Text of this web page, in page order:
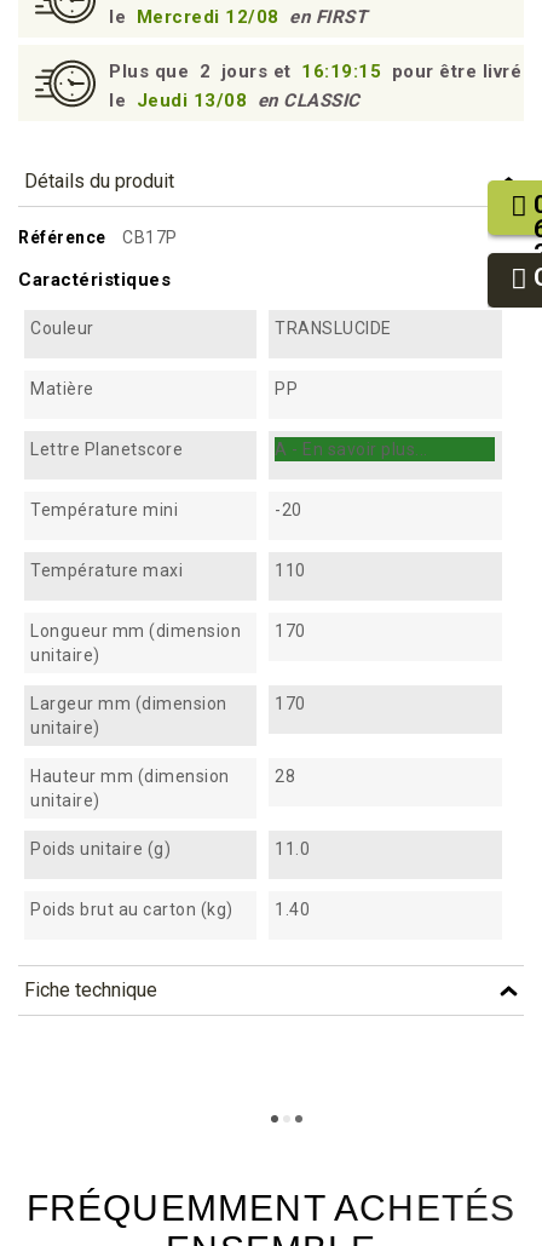
le
Mercredi 12/08 en FIRST
Plus que 2 jours et 16:19:15
pour être livré
le
Jeudi 13/08 en CLASSIC
Détails du produit
Référence CB17P
Caractéristiques
Couleur TRANSLUCIDE
Matière PP
Lettre Planetscore A - En savoir plus...
Température mini -20
Température maxi 110
Longueur mm (dimension
unitaire)
170
Largeur mm (dimension
unitaire)
170
Hauteur mm (dimension
unitaire)
28
Poids unitaire (g) 11.0
Poids brut au carton (kg) 1.40
Fiche technique
FRÉQUEMMENT ACHETÉS